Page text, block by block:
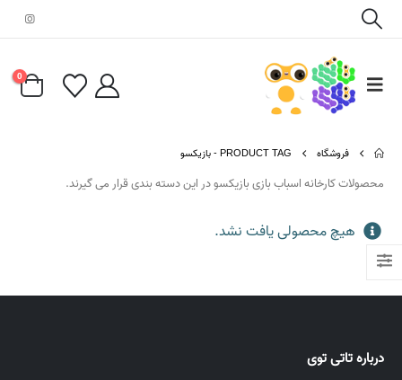
0
فروشگاه PRODUCT TAG - بازیکسو
محصولات کارخانه اسباب بازی بازیکسو در این دسته بندی قرار می گیرند.
هیچ محصولی یافت نشد.
درباره تاتی توی